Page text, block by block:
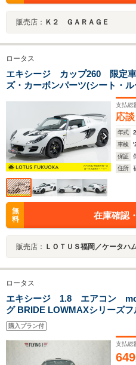
販売店： Ｋ２ ＧＡＲＡＧＥ
ロータス
エキシージ カップ260 限定車
ズ・カーボンパーツ(シート・
ュ・リアスポイラー・アクセ
支払総
応談
年式
車検
保証
住所
無
料
在庫確認
販売店： ＬＯＴＵＳ福岡／ケータハム福岡／モー
ロータス
エキシージ 1.8 エアコン
グ BRIDE LOWMAXシリーズ
ツェリア製オーディオ ETC
購入プラン付
支払総
649